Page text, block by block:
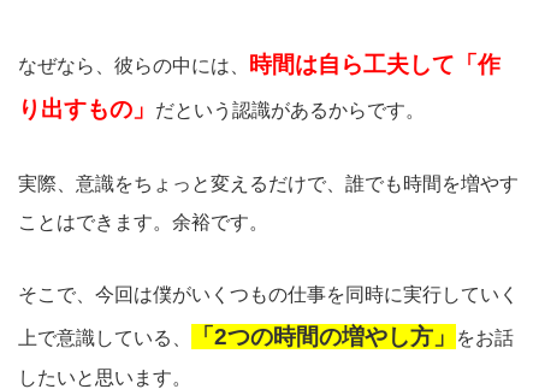
なぜなら、彼らの中には、 時間は自ら工夫して「作
り出すもの」
だという認識があるからです。
実際、意識をちょっと変えるだけで、誰でも時間を増やす
ことはできます。余裕です。
そこで、今回は僕がいくつもの仕事を同時に実行していく
上で意識している、 「2つの時間の増やし方」
をお話
したいと思います。